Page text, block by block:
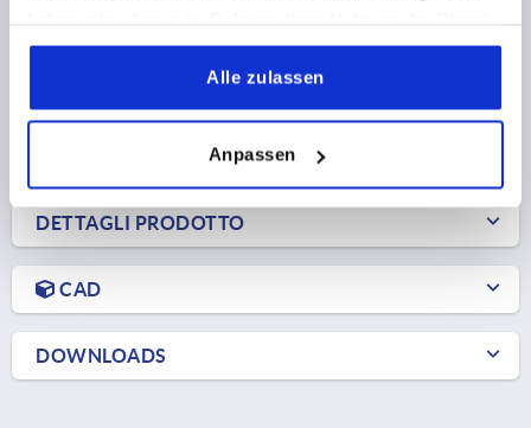
gesammelt haben.
Alle zulassen
Anpassen
+ IVA
più le spese di spedizione
DETTAGLI
DETTAGLI PRODOTTO
CAD
DOWNLOADS